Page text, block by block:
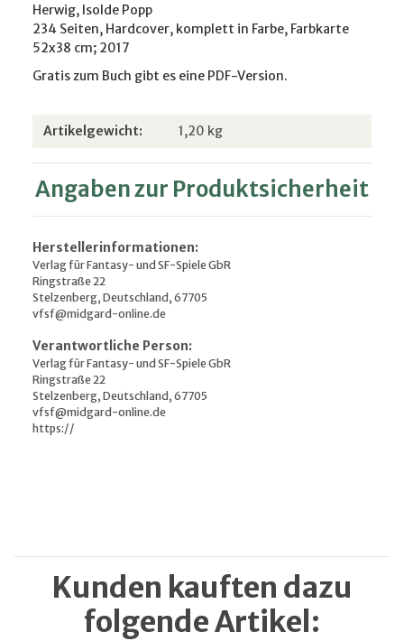
Herwig, Isolde Popp
234 Seiten, Hardcover, komplett in Farbe, Farbkarte
52x38 cm; 2017
Gratis zum Buch gibt es eine PDF-Version.
Produkteigenschaft
Wert
Artikelgewicht: 1,20 kg
Angaben zur Produktsicherheit
Herstellerinformationen:
Verlag für Fantasy- und SF-Spiele GbR
Ringstraße 22
Stelzenberg, Deutschland, 67705
vfsf@midgard-online.de
Verantwortliche Person:
Verlag für Fantasy- und SF-Spiele GbR
Ringstraße 22
Stelzenberg, Deutschland, 67705
vfsf@midgard-online.de
https://
Kunden kauften dazu
folgende Artikel: